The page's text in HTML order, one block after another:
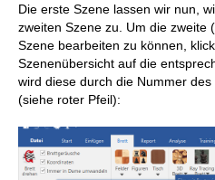
Die erste Szene lassen wir nun,
zweiten Szene zu. Um die zweite
Szene bearbeiten zu können,
Szenenübersicht auf die
wird diese durch die Nummer
(siehe roter Pfeil):